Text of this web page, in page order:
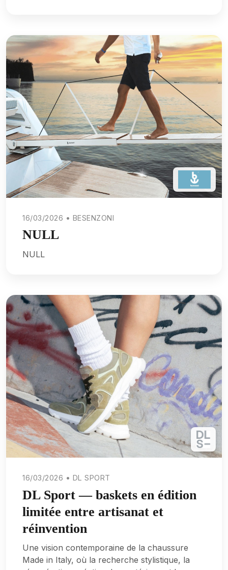
16/03/2026 • BESENZONI
NULL
NULL
16/03/2026 • DL SPORT
DL Sport — baskets en édition
limitée entre artisanat et
réinvention
Une vision contemporaine de la chaussure
Made in Italy, où la recherche stylistique, la